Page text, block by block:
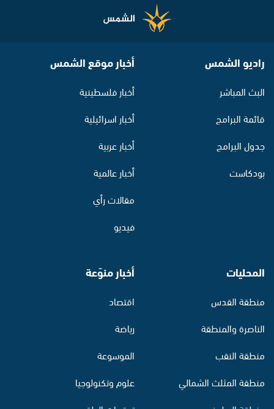
راديو الشمس
البث المباشر
قائمة البرامج
جدول البرامج
بودكاست
أخبار موقع الشمس
أخبار فلسطينية
أخبار اسرائيلية
أخبار عربية
أخبار عالمية
مقالات رأي
فيديو
المحليات
منطقة القدس
الناصرة والمنطقة
منطقة النقب
منطقة المثلث الشمالي
أخبار منوّعة
اقتصاد
رياضة
الموسوعة
علوم وتكنولوجيا